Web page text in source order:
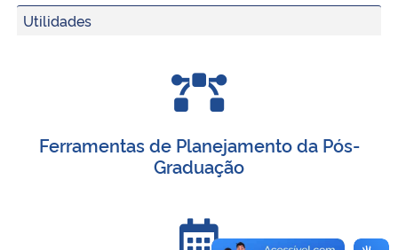
Utilidades
Ferramentas de Planejamento da Pós-
Graduação